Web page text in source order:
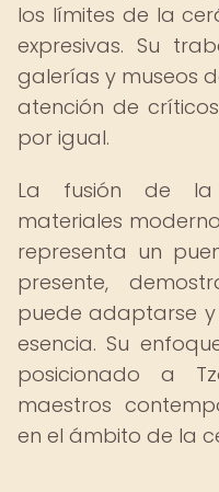
los límites de la
expresivas. Su
galerías y museos
atención de
por igual.
La fusión de la
materiales
representa un
presente,
puede adaptarse y
esencia. Su
posicionado a
maestros
en el ámbito de la